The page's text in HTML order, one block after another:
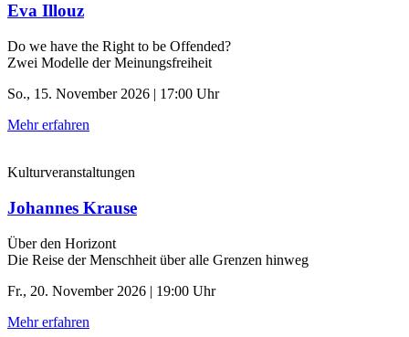
Eva Illouz
Do we have the Right to be Offended?
Zwei Modelle der Meinungsfreiheit
So., 15. November 2026 | 17:00 Uhr
Mehr erfahren
Kulturveranstaltungen
Johannes Krause
Über den Horizont
Die Reise der Menschheit über alle Grenzen hinweg
Fr., 20. November 2026 | 19:00 Uhr
Mehr erfahren